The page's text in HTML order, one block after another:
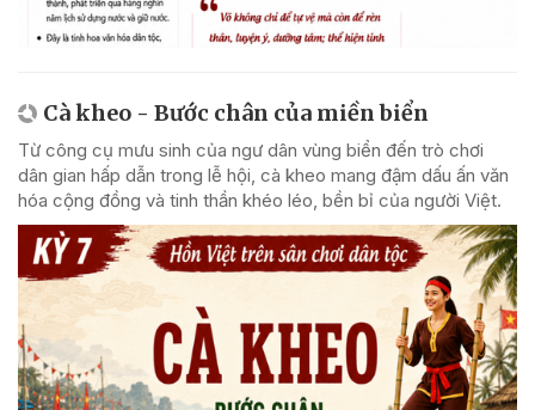
Cà kheo - Bước chân của miền biển
Từ công cụ mưu sinh của ngư dân vùng biển đến trò chơi
dân gian hấp dẫn trong lễ hội, cà kheo mang đậm dấu ấn văn
hóa cộng đồng và tinh thần khéo léo, bền bỉ của người Việt.